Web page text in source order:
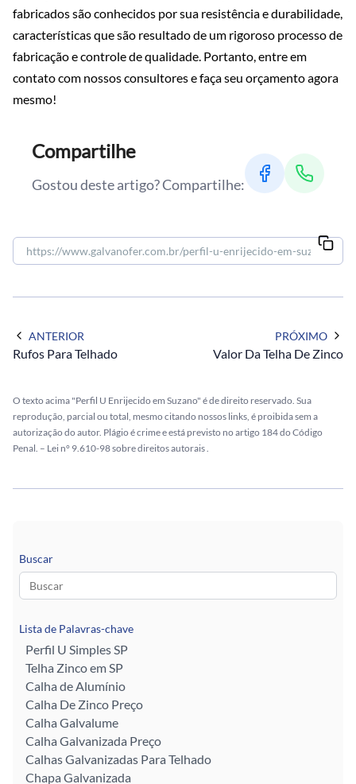
fabricados são conhecidos por sua resistência e durabilidade,
características que são resultado de um rigoroso processo de
fabricação e controle de qualidade. Portanto, entre em
contato com nossos consultores e faça seu orçamento agora
mesmo!
Compartilhe
Gostou deste artigo? Compartilhe:
ANTERIOR
Rufos Para Telhado
PRÓXIMO
Valor Da Telha De Zinco
O texto acima "Perfil U Enrijecido em Suzano" é de direito reservado. Sua
reprodução, parcial ou total, mesmo citando nossos links, é proibida sem a
autorização do autor. Plágio é crime e está previsto no artigo 184 do Código
Penal. – Lei n° 9.610-98 sobre direitos autorais
Buscar
Lista de Palavras-chave
Perfil U Simples SP
Telha Zinco em SP
Calha de Alumínio
Calha De Zinco Preço
Calha Galvalume
Calha Galvanizada Preço
Calhas Galvanizadas Para Telhado
Chapa Galvanizada